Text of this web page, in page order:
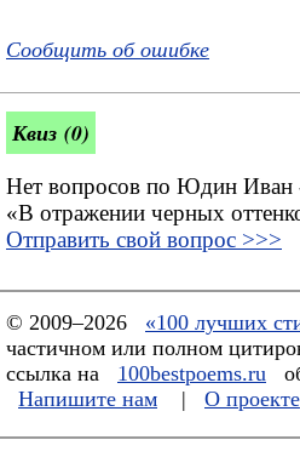
Сообщить об ошибке
Квиз (0)
Нет вопросов по Юдин
«В отражении черных
Отправить свой вопрос >>>
© 2009–2026 «100 лучших
частичном или полном
ссылка на
100bestpoems.ru
Напишите нам
| О проекте